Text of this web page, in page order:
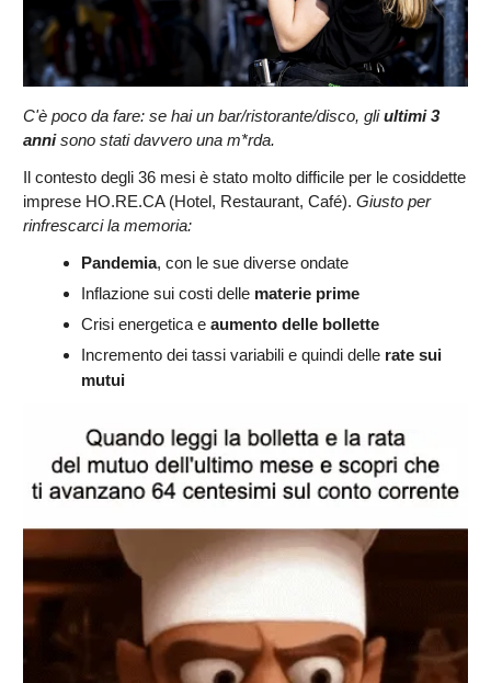
C'è poco da fare: se hai un bar/ristorante/disco, gliultimi 3
annisono stati davvero una m*rda.
Il contesto degli 36 mesi è stato molto difficile per le cosiddette
imprese HO.RE.CA (Hotel, Restaurant, Café). Giusto per
rinfrescarci la memoria:
Pandemia, con le sue diverse ondate
Inflazione sui costi delle materie prime
Crisi energetica e aumento delle bollette
Incremento dei tassi variabili e quindi delle rate sui
mutui